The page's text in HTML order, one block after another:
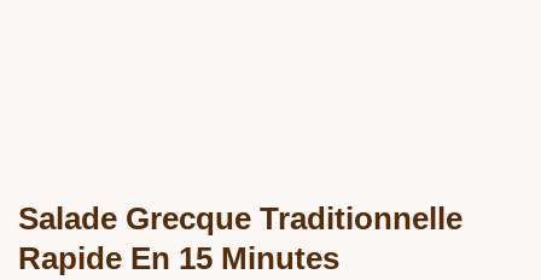
Salade Grecque Traditionnelle
Rapide En 15 Minutes